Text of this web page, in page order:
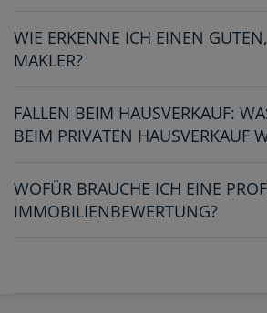
WIE ERKENNE ICH EINEN
MAKLER?
FALLEN BEIM HAUSVERKAUF:
BEIM PRIVATEN HAUSVERKAUF
WOFÜR BRAUCHE ICH EINE
IMMOBILIENBEWERTUNG?